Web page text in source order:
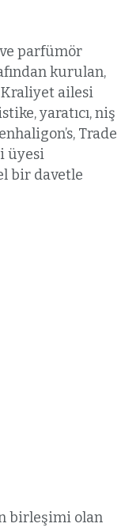
ve parfümör
kurulan,
ailesi
yaratıcı, niş
Trade
üyesi
bir davetle
birleşimi olan